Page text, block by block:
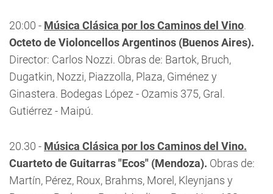
20:00 - Música Clásica por los Caminos del Vino.
Octeto de Violoncellos Argentinos (Buenos Aires).
Director: Carlos Nozzi. Obras de: Bartok, Bruch,
Dugatkin, Nozzi, Piazzolla, Plaza, Giménez y
Ginastera. Bodegas López - Ozamis 375, Gral.
Gutiérrez - Maipú.
20.30 - Música Clásica por los Caminos del Vino.
Cuarteto de Guitarras "Ecos" (Mendoza). Obras de:
Martín, Pérez, Roux, Brahms, Morel, Kleynjans y